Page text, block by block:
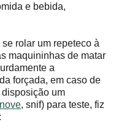
e bebida,
rolar um repeteco à
maquininhas de matar
a
forçada, em caso de
um
, snif) para teste, fiz